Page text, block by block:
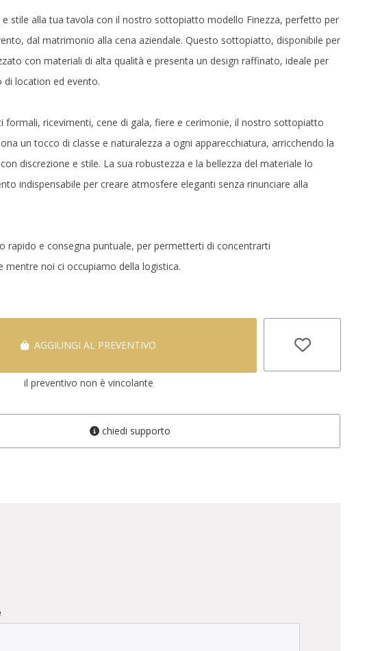
e stile alla tua tavola con il nostro sottopiatto modello Finezza, perfetto per
dal matrimonio alla cena aziendale. Questo sottopiatto, disponibile per
con materiali di alta qualità e presenta un design raffinato, ideale per
di location ed evento.
formali, ricevimenti, cene di gala, fiere e cerimonie, il nostro sottopiatto
un tocco di classe e naturalezza a ogni apparecchiatura, arricchendo la
discrezione e stile. La sua robustezza e la bellezza del materiale lo
indispensabile per creare atmosfere eleganti senza rinunciare alla
rapido e consegna puntuale, per permetterti di concentrarti
mentre noi ci occupiamo della logistica.
AGGIUNGI AL PREVENTIVO
il preventivo non è vincolante
chiedi supporto